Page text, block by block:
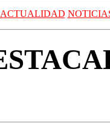
ACTUALIDAD